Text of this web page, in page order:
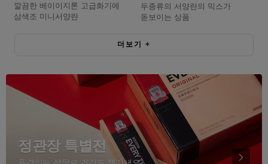
깔끔한 베이이지톤 고급화기에
삼색조 미니서양란
두종류의 서양란의 믹스가
돋보이는 상품
더보기 +
정관장 특별전